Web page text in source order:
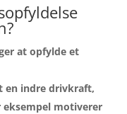
at opfylde et
en indre drivkraft,
eksempel motiverer